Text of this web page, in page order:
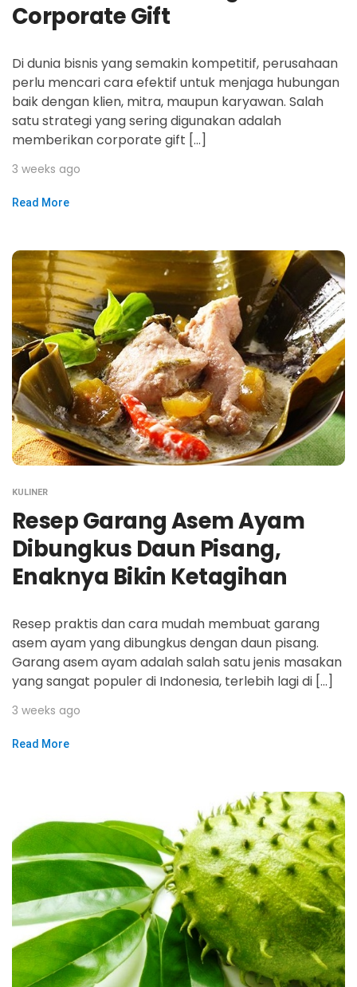
Corporate Gift
Di dunia bisnis yang semakin kompetitif, perusahaan
perlu mencari cara efektif untuk menjaga hubungan
baik dengan klien, mitra, maupun karyawan. Salah
satu strategi yang sering digunakan adalah
memberikan corporate gift […]
3 weeks ago
Read More
KULINER
Resep Garang Asem Ayam
Dibungkus Daun Pisang,
Enaknya Bikin Ketagihan
Resep praktis dan cara mudah membuat garang
asem ayam yang dibungkus dengan daun pisang.
Garang asem ayam adalah salah satu jenis masakan
yang sangat populer di Indonesia, terlebih lagi di […]
3 weeks ago
Read More